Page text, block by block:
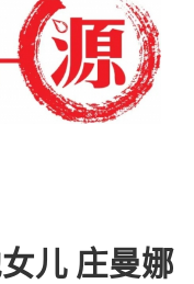
儿 庄曼娜